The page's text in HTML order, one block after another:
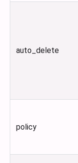
auto_delete
policy